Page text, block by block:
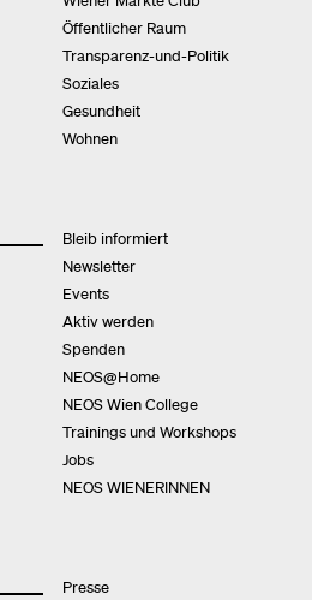
Öffentlicher Raum
Transparenz-und-Politik
Soziales
Gesundheit
Wohnen
Bleib informiert
Newsletter
Events
Aktiv werden
Spenden
NEOS@Home
NEOS Wien College
Trainings und Workshops
Jobs
NEOS WIENERINNEN
Presse